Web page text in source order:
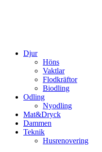
Djur
Höns
Vaktlar
Flodkräftor
Biodling
Odling
Nyodling
Mat&Dryck
Dammen
Teknik
Husrenovering